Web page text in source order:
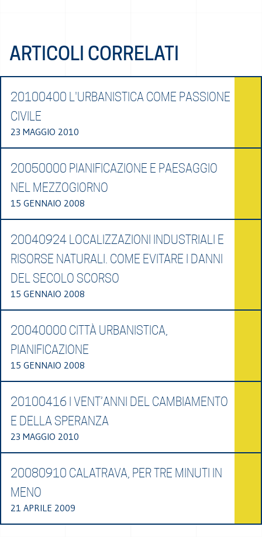
ARTICOLI CORRELATI
20100400 L'URBANISTICA COME PASSIONE
CIVILE
23 MAGGIO 2010
20050000 PIANIFICAZIONE E PAESAGGIO
NEL MEZZOGIORNO
15 GENNAIO 2008
20040924 LOCALIZZAZIONI INDUSTRIALI E
RISORSE NATURALI. COME EVITARE I DANNI
DEL SECOLO SCORSO
15 GENNAIO 2008
20040000 CITTÀ URBANISTICA,
PIANIFICAZIONE
15 GENNAIO 2008
20100416 I VENT’ANNI DEL CAMBIAMENTO
E DELLA SPERANZA
23 MAGGIO 2010
20080910 CALATRAVA, PER TRE MINUTI IN
MENO
21 APRILE 2009